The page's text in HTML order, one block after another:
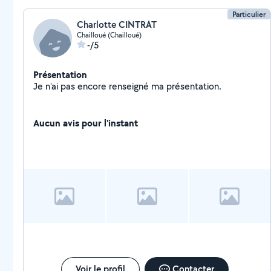
Particulier
Charlotte CINTRAT
Chailloué (Chailloué)
-/5
Présentation
Je n'ai pas encore renseigné ma présentation.
Aucun avis pour l'instant